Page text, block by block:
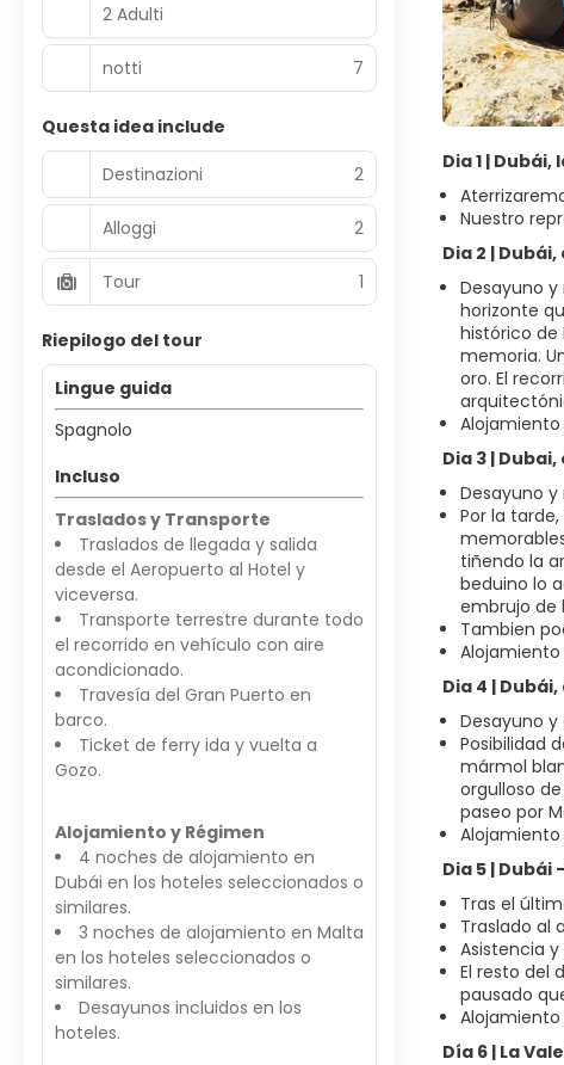
Dia 1 |
Nuestro
Dia 2 |
Desayuno
horizonte
histórico de
memoria.
oro. El
Alojamiento
Dia 3 |
Desayuno
Por la
tiñendo la
beduino lo
embrujo de
Tambien
Alojamiento
Dia 4 |
Desayuno
Posibilidad
mármol
orgulloso
paseo por
Alojamiento
Dia 5 |
Tras el
Traslado al
Asistencia
El resto del
pausado
Alojamiento
Día 6 | La
2 Adulti
notti 7
Questa idea include
Destinazioni
2
Alloggi 2
Tour 1
Riepilogo del tour
Lingue guida
Spagnolo
Incluso
Traslados y Transporte
Traslados de llegada y salida
desde el Aeropuerto al Hotel y
viceversa.
Transporte terrestre durante todo
el recorrido en vehículo con aire
acondicionado.
Travesía del Gran Puerto en
barco.
Ticket de ferry ida y vuelta a
Gozo.
Alojamiento y Régimen
4 noches de alojamiento en
Dubái en los hoteles seleccionados o
similares.
3 noches de alojamiento en Malta
en los hoteles seleccionados o
similares.
Desayunos incluidos en los
hoteles.